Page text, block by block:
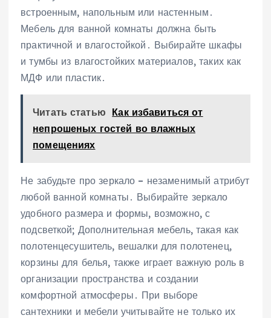
встроенным, напольным или настенным․
Мебель для ванной комнаты должна быть
практичной и влагостойкой․ Выбирайте шкафы
и тумбы из влагостойких материалов, таких как
МДФ или пластик․
Читать статью Как избавиться от
непрошеных гостей во влажных
помещениях
Не забудьте про зеркало – незаменимый атрибут
любой ванной комнаты․ Выбирайте зеркало
удобного размера и формы, возможно, с
подсветкой; Дополнительная мебель, такая как
полотенцесушитель, вешалки для полотенец,
корзины для белья, также играет важную роль в
организации пространства и создании
комфортной атмосферы․ При выборе
сантехники и мебели учитывайте не только их